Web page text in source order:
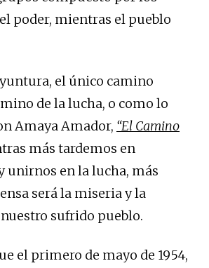
poder, mientras el pueblo
el único camino
de la lucha, o como lo
Amaya Amador, “El Camino
más tardemos en
unirnos en la lucha, más
será la miseria y la
sufrido pueblo.
el primero de mayo de 1954,